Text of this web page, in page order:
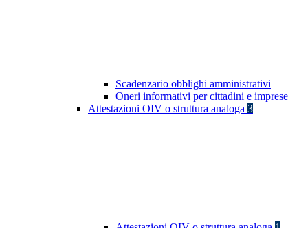
Scadenzario obblighi amministrativi
Oneri informativi per cittadini e imprese
Attestazioni OIV o struttura analoga 3